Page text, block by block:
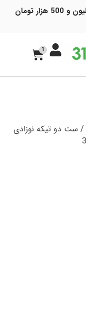
1
/ ست دو تیکه نوزادی